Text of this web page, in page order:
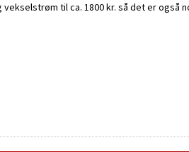
til ca. 1800 kr. så det er også